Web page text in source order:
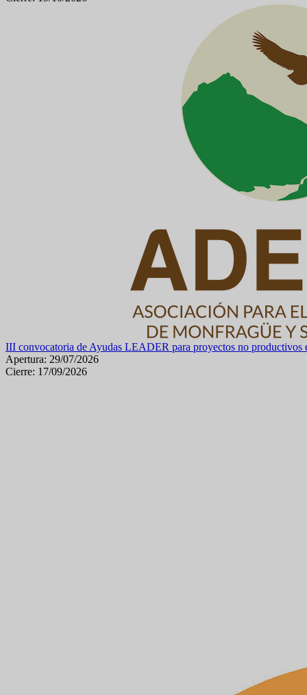
III convocatoria de Ayudas LEADER para proyectos no productivos
Apertura: 29/07/2026
Cierre: 17/09/2026